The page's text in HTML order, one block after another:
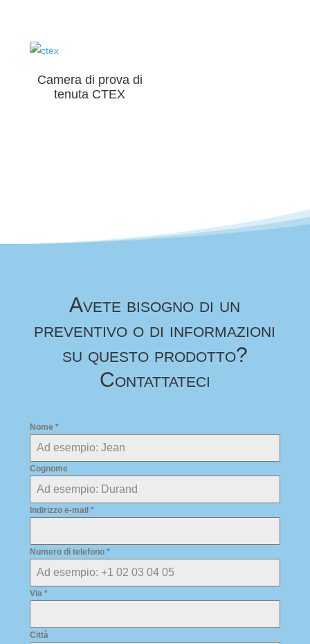
Camera di prova di
tenuta CTEX
Avete bisogno di un
preventivo o di informazioni
su questo prodotto?
Contattateci
Nome *
Cognome
Indirizzo e-mail *
Numero di telefono *
Via *
Città